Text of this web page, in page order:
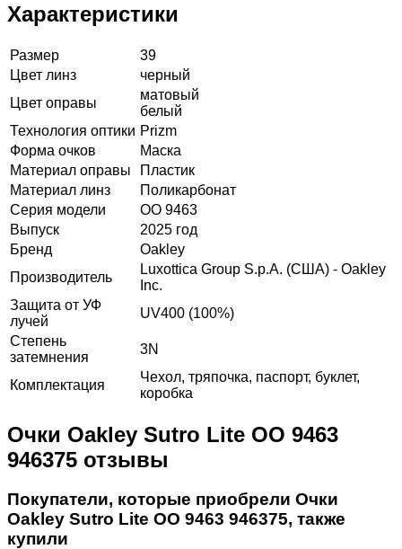
Характеристики
Размер
39
Цвет линз
черный
Цвет оправы
матовый
белый
Технология оптики Prizm
Форма очков
Маска
Материал оправы
Пластик
Материал линз
Поликарбонат
Серия модели
OO 9463
Выпуск
2025 год
Бренд
Oakley
Производитель
Luxottica Group S.p.A. (США) - Oakley
Inc.
Защита от УФ
лучей
UV400 (100%)
Степень
затемнения
3N
Комплектация
Чехол, тряпочка, паспорт, буклет,
коробка
Очки Oakley Sutro Lite OO 9463
946375 отзывы
Покупатели, которые приобрели Очки
Oakley Sutro Lite OO 9463 946375, также
купили